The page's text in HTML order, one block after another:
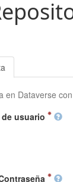
en Dataverse
usuario